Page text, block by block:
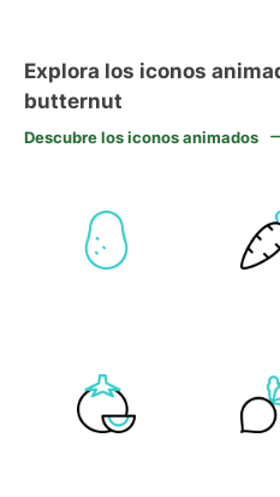
Explora los iconos
butternut
Descubre los iconos animados